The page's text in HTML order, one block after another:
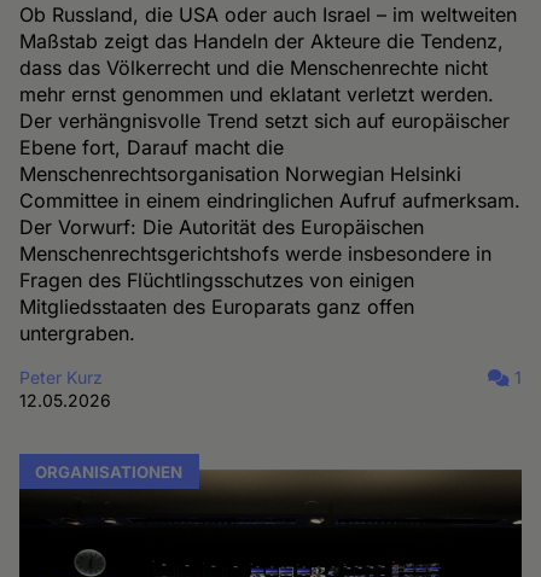
Ob Russland, die USA oder auch Israel – im weltweiten
Maßstab zeigt das Handeln der Akteure die Tendenz,
dass das Völkerrecht und die Menschenrechte nicht
mehr ernst genommen und eklatant verletzt werden.
Der verhängnisvolle Trend setzt sich auf europäischer
Ebene fort, Darauf macht die
Menschenrechtsorganisation Norwegian Helsinki
Committee in einem eindringlichen Aufruf aufmerksam.
Der Vorwurf: Die Autorität des Europäischen
Menschenrechtsgerichtshofs werde insbesondere in
Fragen des Flüchtlingsschutzes von einigen
Mitgliedsstaaten des Europarats ganz offen
untergraben.
Peter Kurz
12.05.2026
1
ORGANISATIONEN